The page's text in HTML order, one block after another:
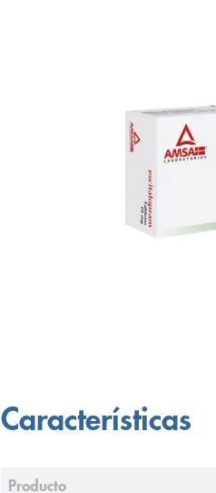
Características
Producto